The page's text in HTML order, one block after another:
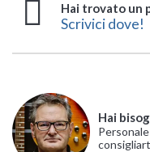
Hai trovato un
Scrivici dove!
Hai